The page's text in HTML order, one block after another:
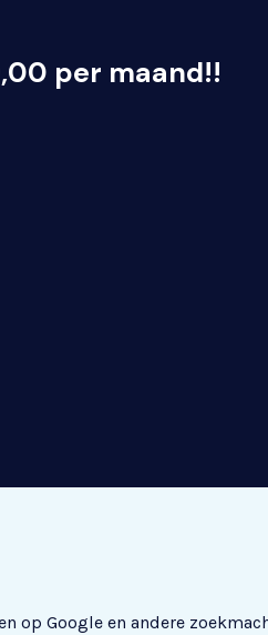
per maand!!
op Google en andere